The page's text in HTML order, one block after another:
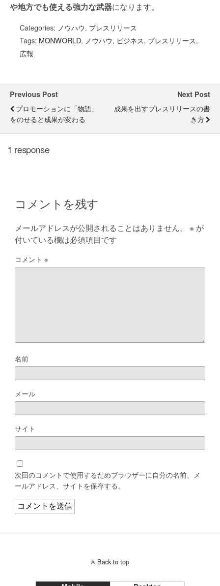
や地方でも使える強力な武器になります。
Categories: ノウハウ, プレスリリース
Tags: MONWORLD, ノウハウ, ビジネス, プレスリリース,
広報
Previous Post
プロモーションに「物語」
をのせると成果が変わる
Next Post
成果を出すプレスリリースの書
き方
1 response
コメントを残す
メールアドレスが公開されることはありません。 ※ が
付いている欄は必須項目です
コメント ※
名前
メール
サイト
次回のコメントで使用するためブラウザーに自分の名前、メ
ールアドレス、サイトを保存する。
Back to top